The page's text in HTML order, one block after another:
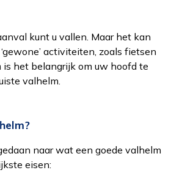
kunt u vallen. Maar het kan
activiteiten, zoals fietsen
is het belangrijk om uw hoofd te
valhelm.
naar wat een goede valhelm
eisen: